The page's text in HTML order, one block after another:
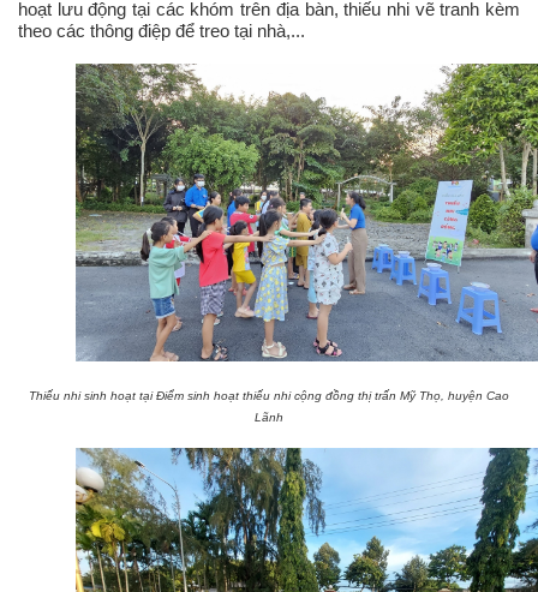
hoạt lưu động tại các khóm trên địa bàn, thiếu nhi vẽ tranh kèm
theo các thông điệp để treo tại nhà,...
Thiếu nhi sinh hoạt tại Điểm sinh hoạt thiếu nhi cộng đồng thị trấn Mỹ Thọ, huyện Cao
Lãnh